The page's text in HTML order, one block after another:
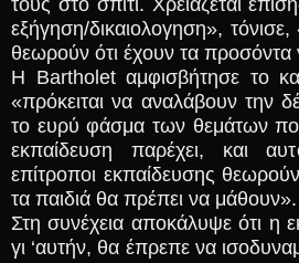
τους στο σπίτι. Χρειάζεται
εξήγηση/δικαιολογηση», τόνισε,
θεωρούν ότι έχουν τα προσόντα
Η Bartholet αμφισβήτησε το
«πρόκειται να αναλάβουν την
το ευρύ φάσμα των θεμάτων
εκπαίδευση παρέχει, και
επίτροποι εκπαίδευσης
τα παιδιά θα πρέπει να μάθουν».
Στη συνέχεια αποκάλυψε ότι η
γι ‘αυτήν, θα έπρεπε να